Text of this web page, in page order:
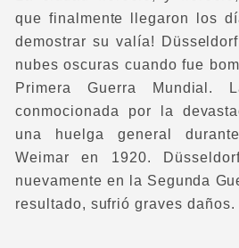
que finalmente llegaron los
demostrar su valía!
nubes oscuras cuando fue
Primera Guerra Mundial.
conmocionada por la
una huelga general
Weimar en 1920.
nuevamente en la Segunda
resultado, sufrió graves daños.